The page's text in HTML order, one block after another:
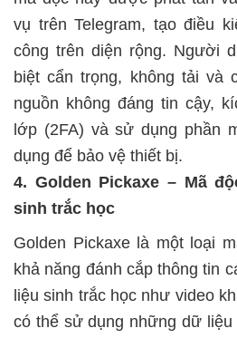
vụ trên Telegram, tạo điều
công trên diện rộng. Người
biệt cẩn trọng, không tải và
nguồn không đáng tin cậy,
lớp (2FA) và sử dụng phần
dụng để bảo vệ thiết bị.
4. Golden Pickaxe – Mã
sinh trắc học
Golden Pickaxe là một loại
khả năng đánh cắp thông tin
liệu sinh trắc học như video
có thể sử dụng những dữ